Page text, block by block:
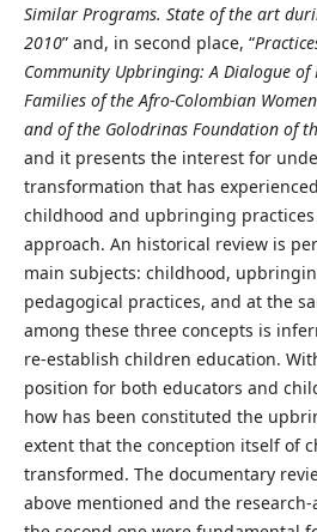
Similar Programs. State of the art
2010” and, in second place, “
Community Upbringing: A Dialogue of
Families of the Afro-Colombian
and of the Golodrinas Foundation of
and it presents the interest for
transformation that has
childhood and upbringing
approach. An historical review is
main subjects: childhood,
pedagogical practices, and at the
among these three concepts is
re-establish children education.
position for both educators and
how has been constituted the
extent that the conception itself of
transformed. The documentary
above mentioned and the